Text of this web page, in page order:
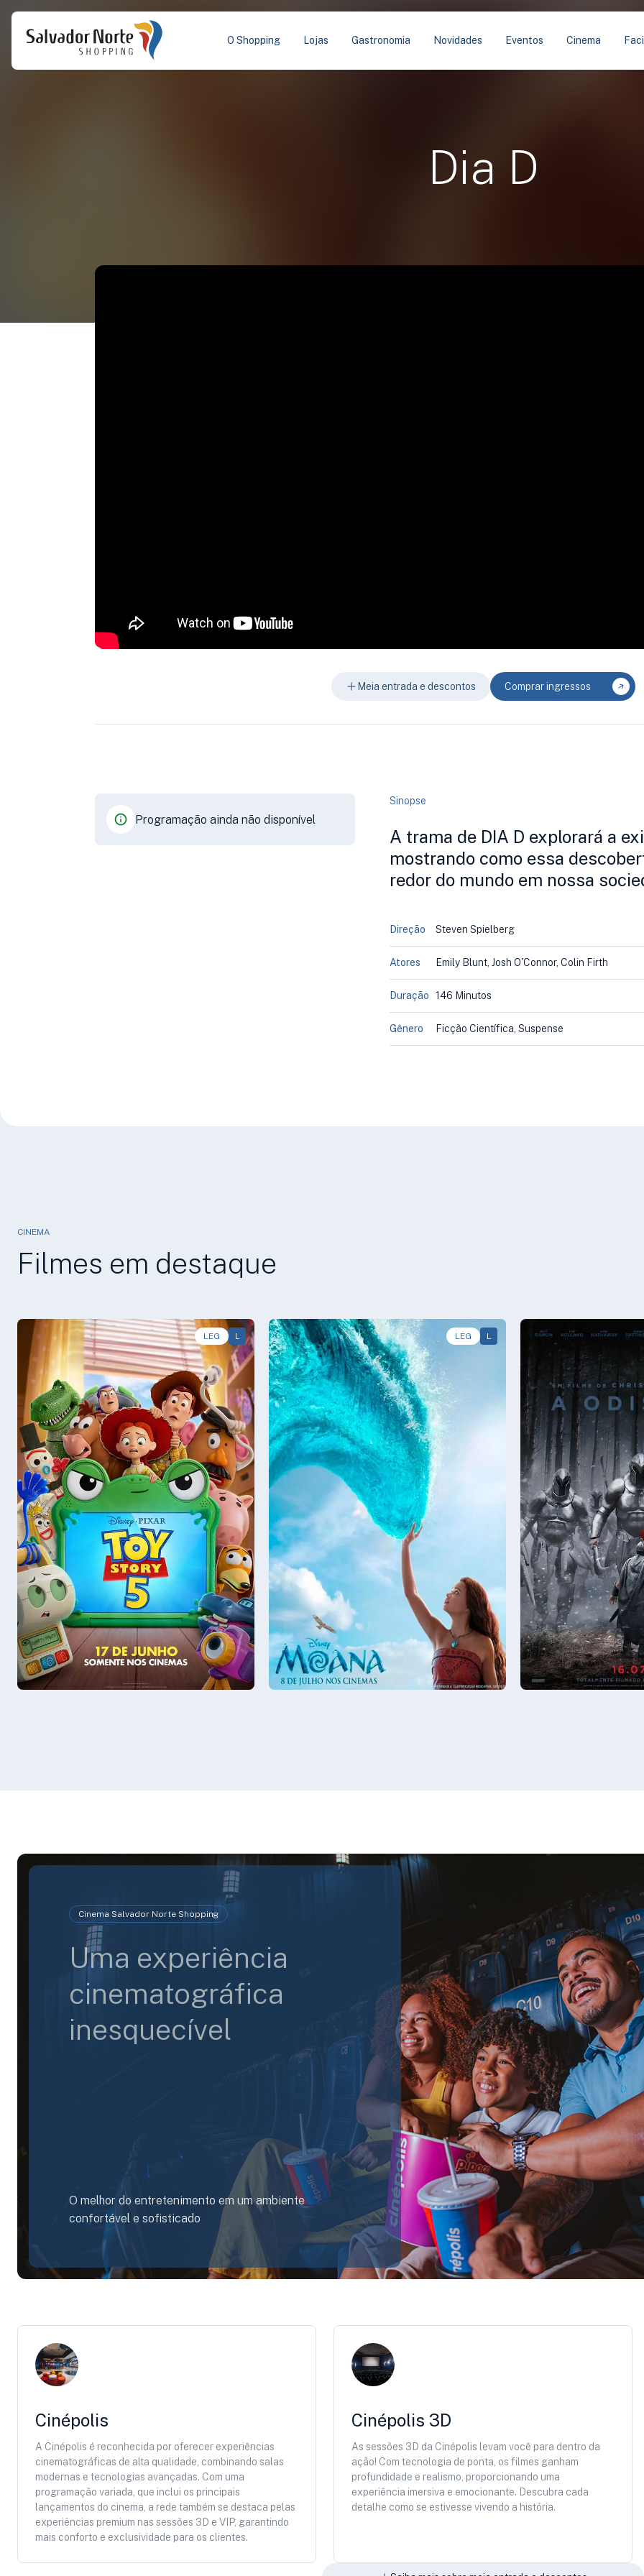
O Shopping Lojas Gastronomia Novidades Eventos Cinema
Dia D
Meia entrada e descontos Comprar ingressos
Programação ainda não disponível
Sinopse
A trama de DIA D explorará a
mostrando como essa
redor do mundo em nossa
Direção Steven Spielberg
Atores Emily Blunt, Josh O'Connor, Colin Firth
Duração 146 Minutos
Gênero Ficção Científica, Suspense
CINEMA
Filmes em destaque
LEG L
Sáb - 08/08
Sala 3 15:30
LEG L
Sáb - 08/08
Sala 3 13:00
Sáb - 08/08
Sala 8 15:00, 18:30,
Cinema Salvador Norte Shopping
Uma experiência
cinematográfica
inesquecível
O melhor do entretenimento em um ambiente
confortável e sofisticado
Cinépolis
A Cinépolis é reconhecida por oferecer experiências
cinematográficas de alta qualidade, combinando salas
modernas e tecnologias avançadas. Com uma
programação variada, que inclui os principais
lançamentos do cinema, a rede também se destaca pelas
experiências premium nas sessões 3D e VIP, garantindo
mais conforto e exclusividade para os clientes.
Cinépolis 3D
As sessões 3D da Cinépolis levam você para dentro da
ação! Com tecnologia de ponta, os filmes ganham
profundidade e realismo, proporcionando uma
experiência imersiva e emocionante. Descubra cada
detalhe como se estivesse vivendo a história.